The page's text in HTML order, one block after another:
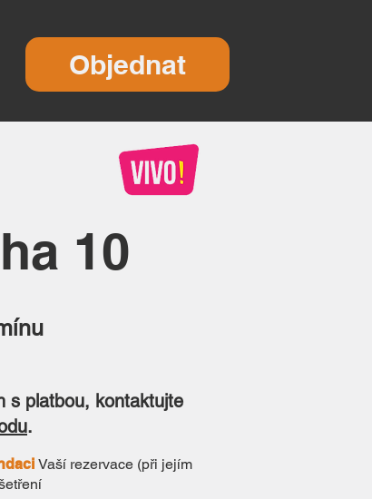
Objednat
10
s platbou, kontaktujte
.
Vaší rezervace (při jejím